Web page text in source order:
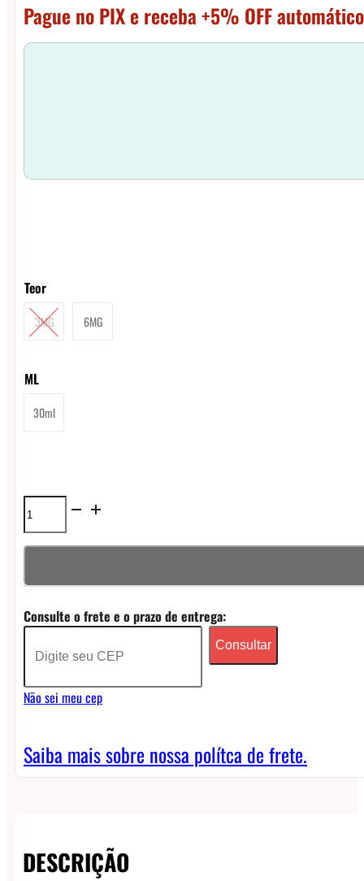
Pague no PIX e receba +5% OFF
Teor
3MG 6MG
ML
30ml
Líquido
LQD
Ice
Guava
Nectarine
Ice
quantidade
Consulte o frete e o prazo de entrega:
Consultar
Não sei meu cep
Saiba mais sobre nossa polítca de frete.
DESCRIÇÃO